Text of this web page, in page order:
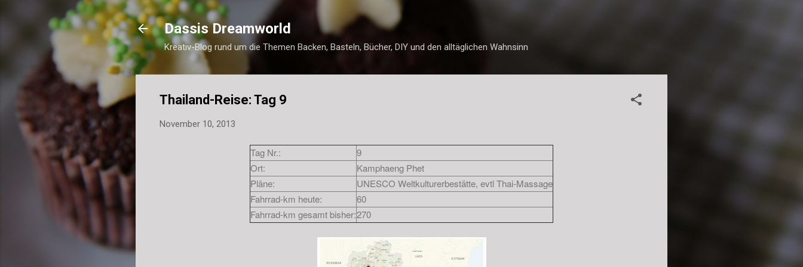
Direkt zum Hauptbereich
Dassis Dreamworld
Kreativ-Blog rund um die Themen Backen, Basteln, Bücher, DIY und den alltäglichen Wahnsinn
Thailand-Reise: Tag 9
November 10, 2013
Tag Nr.:
9
Ort:
Kamphaeng Phet
Pläne:
UNESCO Weltkulturerbestätte, evtl Thai-Massage
Fahrrad-km heute:
60
Fahrrad-km gesamt bisher:270